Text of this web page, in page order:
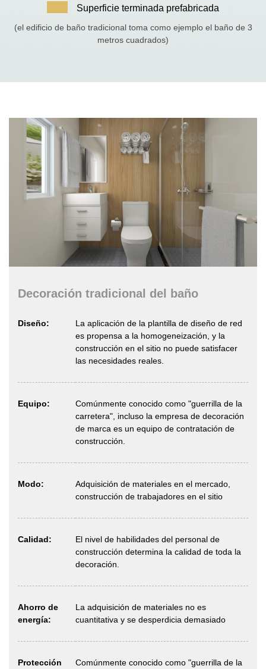
Superficie terminada prefabricada
(el edificio de baño tradicional toma como ejemplo el baño de 3
metros cuadrados)
Decoración tradicional del baño
Diseño:
La aplicación de la plantilla de diseño de red
es propensa a la homogeneización, y la
construcción en el sitio no puede satisfacer
las necesidades reales.
Equipo:
Comúnmente conocido como "guerrilla de la
carretera", incluso la empresa de decoración
de marca es un equipo de contratación de
construcción.
Modo:
Adquisición de materiales en el mercado,
construcción de trabajadores en el sitio
Calidad:
El nivel de habilidades del personal de
construcción determina la calidad de toda la
decoración.
Ahorro de
energía:
La adquisición de materiales no es
cuantitativa y se desperdicia demasiado
Protección
Comúnmente conocido como "guerrilla de la